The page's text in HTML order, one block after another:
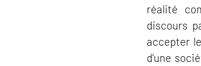
réalité
discours
accepter
d’une